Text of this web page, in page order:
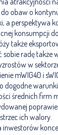
obaw o
a perspektywa
konsumpcji
także
sobie radę także
w
mWIG40 i
dogodne
średnich firm
ich walory.